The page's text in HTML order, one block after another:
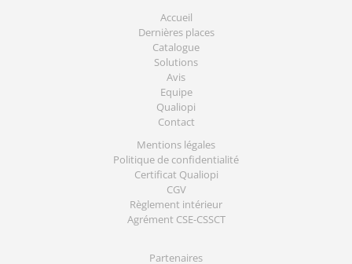
Accueil
Dernières places
Catalogue
Solutions
Avis
Equipe
Qualiopi
Contact
Mentions légales
Politique de confidentialité
Certificat Qualiopi
CGV
Règlement intérieur
Agrément CSE-CSSCT
Partenaires